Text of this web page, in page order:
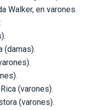
Walker, en varones.
(damas).
(varones).
(varones).